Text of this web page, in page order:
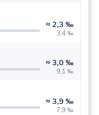
≈ 2,3 ‰
3,4 ‰
≈ 3,0 ‰
9,1 ‰
≈ 3,9 ‰
7,9 ‰